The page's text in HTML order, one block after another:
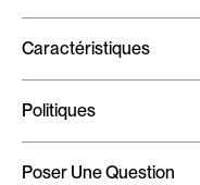
Caractéristiques
Politiques
Poser Une Question